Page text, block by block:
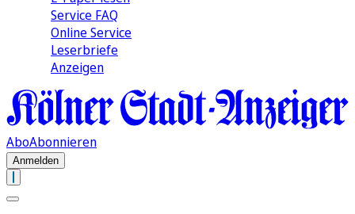
Service FAQ
Online Service
Leserbriefe
Anzeigen
AboAbonnieren
Anmelden